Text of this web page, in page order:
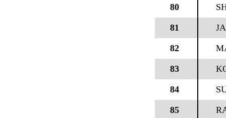
80
81
82
83
84
85